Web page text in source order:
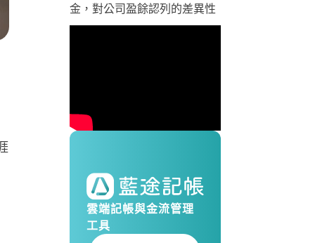
金，對公司盈餘認列的差異性
雲端記帳與金流管理
工具